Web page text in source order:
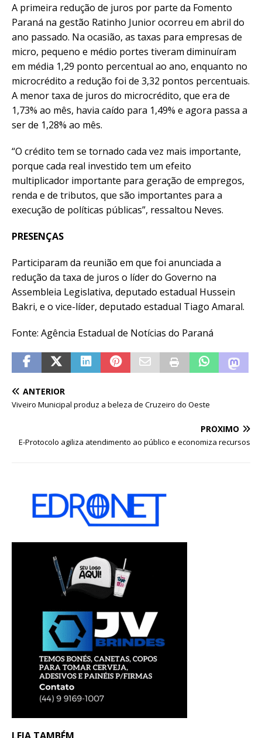
A primeira redução de juros por parte da Fomento
Paraná na gestão Ratinho Junior ocorreu em abril do
ano passado. Na ocasião, as taxas para empresas de
micro, pequeno e médio portes tiveram diminuíram
em média 1,29 ponto percentual ao ano, enquanto no
microcrédito a redução foi de 3,32 pontos percentuais.
A menor taxa de juros do microcrédito, que era de
1,73% ao mês, havia caído para 1,49% e agora passa a
ser de 1,28% ao mês.
“O crédito tem se tornado cada vez mais importante,
porque cada real investido tem um efeito
multiplicador importante para geração de empregos,
renda e de tributos, que são importantes para a
execução de políticas públicas”, ressaltou Neves.
PRESENÇAS
Participaram da reunião em que foi anunciada a
redução da taxa de juros o líder do Governo na
Assembleia Legislativa, deputado estadual Hussein
Bakri, e o vice-líder, deputado estadual Tiago Amaral.
Fonte: Agência Estadual de Notícias do Paraná
ANTERIOR
Viveiro Municipal produz a beleza de Cruzeiro do Oeste
PRÓXIMO
E-Protocolo agiliza atendimento ao público e economiza recursos